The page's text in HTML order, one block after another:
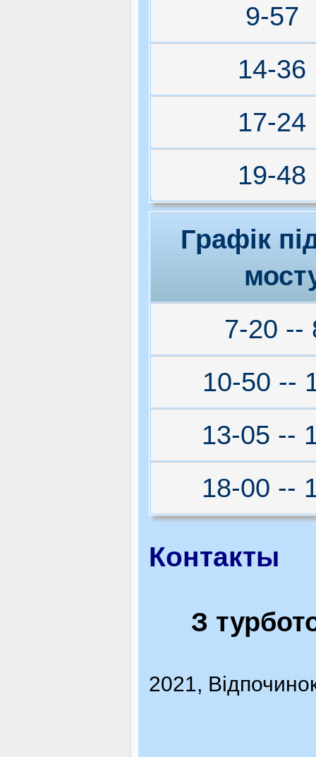
9-57
14-36
17-24
19-48
Графік
7-20 --
10-50 --
13-05 --
18-00 --
Контакты
З
2021,